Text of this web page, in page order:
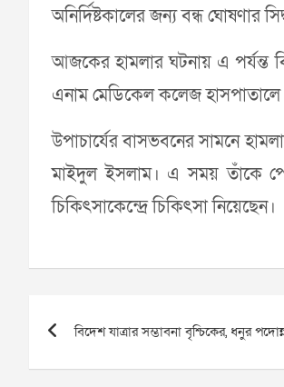
অনির্দিষ্টকালের জন্য বন্ধ ঘোষণার
আজকের হামলার ঘটনায় এ পর্যন্ত
এনাম মেডিকেল কলেজ হাসপাতালে
উপাচার্যের বাসভবনের সামনে
মাইদুল ইসলাম। এ সময় তাঁকে
চিকিৎসাকেন্দ্রে চিকিৎসা নিয়েছেন।
navigation
বিদেশ যাত্রার সম্ভাবনা বৃশ্চিকের, ধনুর